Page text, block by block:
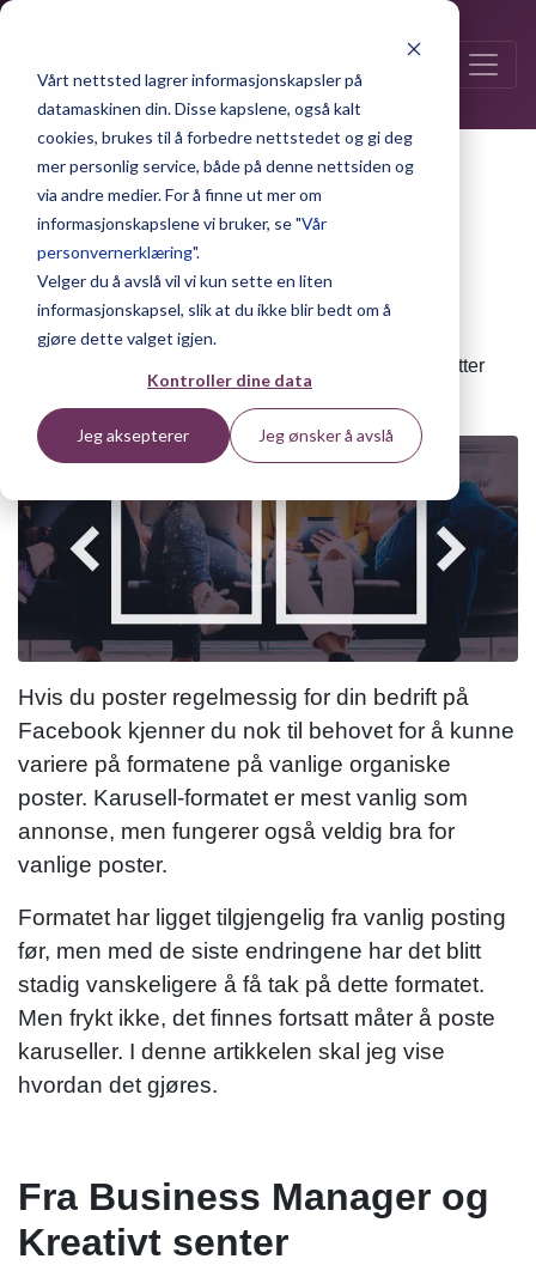
Vårt nettsted lagrer informasjonskapsler på
datamaskinen din. Disse kapslene, også kalt
cookies, brukes til å forbedre nettstedet og gi deg
mer personlig service, både på denne nettsiden og
via andre medier. For å finne ut mer om
informasjonskapslene vi bruker, se "Vår
personvernerklæring".
Velger du å avslå vil vi kun sette en liten
informasjonskapsel, slik at du ikke blir bedt om å
gjøre dette valget igjen.
Kontroller dine data
Jeg aksepterer Jeg ønsker å avslå
Hvordan lage
karusell-post på
Facebook
Publisert 13. august 2021 | av Ina Svarstad – 2 minutter
Hvis du poster regelmessig for din bedrift på
Facebook kjenner du nok til behovet for å kunne
variere på formatene på vanlige organiske
poster. Karusell-formatet er mest vanlig som
annonse, men fungerer også veldig bra for
vanlige poster.
Formatet har ligget tilgjengelig fra vanlig posting
før, men med de siste endringene har det blitt
stadig vanskeligere å få tak på dette formatet.
Men frykt ikke, det finnes fortsatt måter å poste
karuseller. I denne artikkelen skal jeg vise
hvordan det gjøres.
Fra Business Manager og
Kreativt senter